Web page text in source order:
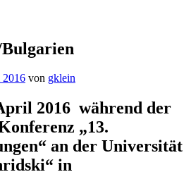
von gklein
2016 während der
„13.
an der Universität
in